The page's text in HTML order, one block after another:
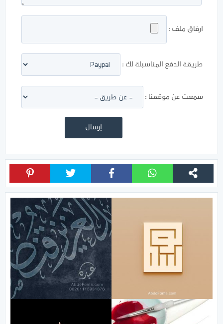
ارفاق ملف :
طريقة الدفع المناسبلة لك :
سمعت عن موقعنا :